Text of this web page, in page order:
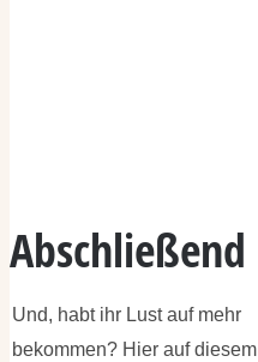
Abschließend
Und, habt ihr Lust auf mehr
bekommen? Hier auf diesem